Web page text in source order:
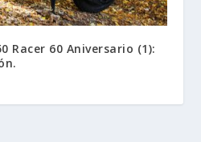
Racer 60 Aniversario (1):